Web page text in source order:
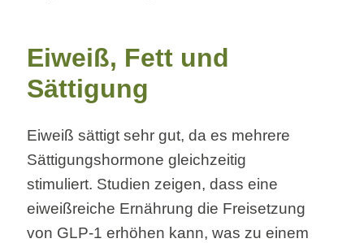
Eiweiß, Fett und
Sättigung
Eiweiß sättigt sehr gut, da es mehrere
Sättigungshormone gleichzeitig
stimuliert. Studien zeigen, dass eine
eiweißreiche Ernährung die Freisetzung
von GLP-1 erhöhen kann, was zu einem